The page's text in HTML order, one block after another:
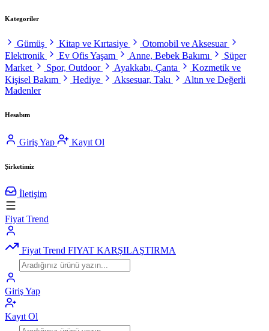
Kategoriler
Gümüş Kitap ve Kırtasiye
Otomobil ve Aksesuar
Elektronik
Ev Ofis Yaşam Anne, Bebek Bakımı
Süper
Market
Spor, Outdoor Ayakkabı, Çanta
Kozmetik ve
Kişisel Bakım
Hediye Aksesuar, Takı
Altın ve Değerli
Madenler
Hesabım
Giriş Yap Kayıt Ol
Şirketimiz
İletişim
Fiyat Trend
Fiyat Trend FIYAT KARŞILAŞTIRMA
Giriş Yap
Kayıt Ol